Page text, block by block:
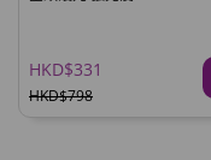
HKD$331
HKD$798